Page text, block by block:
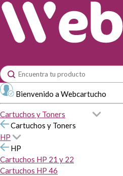
Bienvenido a Webcartucho
Cartuchos y Toners
Cartuchos y Toners
HP
HP
Cartuchos HP 21 y 22
Cartuchos HP 46